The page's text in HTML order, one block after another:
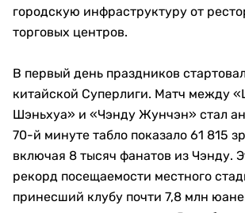
городскую инфраструктуру от
торговых центров.
В первый день праздников
китайской Суперлиги. Матч между
Шэньхуа» и «Чэнду Жунчэн» стал
70-й минуте табло показало 61 815
включая 8 тысяч фанатов из Чэнду.
рекорд посещаемости местного
принесший клубу почти 7,8 млн